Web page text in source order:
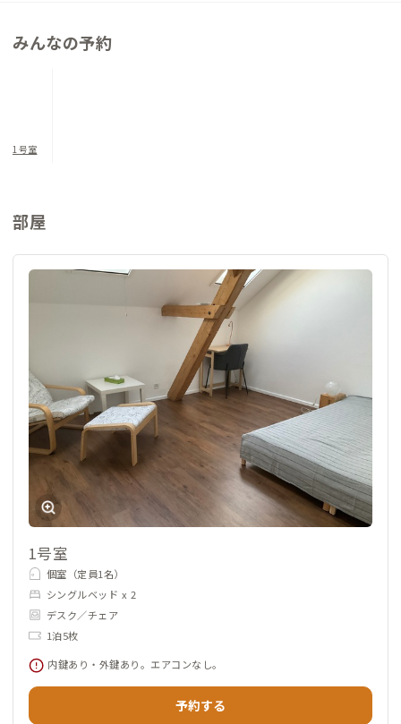
みんなの予約
1号室
部屋
1号室
個室（定員1名）
シングルベッド x 2
デスク／チェア
1泊5枚
内鍵あり・外鍵あり。エアコンなし。
予約する